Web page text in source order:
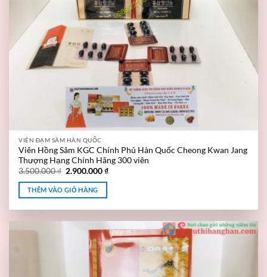
VIÊN ĐẠM SÂM HÀN QUỐC
Viên Hồng Sâm KGC Chính Phủ Hàn Quốc Cheong Kwan Jang
Thượng Hạng Chính Hãng 300 viên
3.500.000₫ 2.900.000₫
THÊM VÀO GIỎ HÀNG